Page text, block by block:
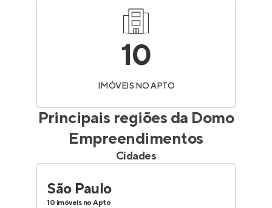
10
IMÓVEIS NO APTO
Principais regiões da Domo
Empreendimentos
Cidades
São Paulo
10 imóveis no Apto